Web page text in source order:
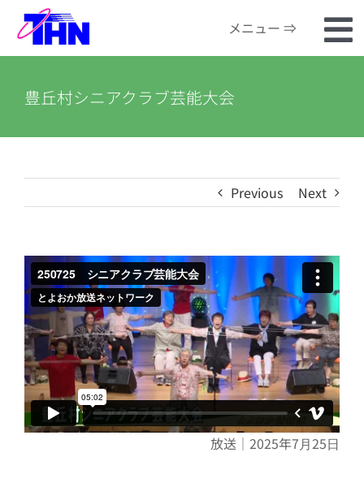
Skip
content
メニュー ⇒
河川カメラ
豊丘村シニアクラブ芸能大会
Previous Next
放送｜2025年7月25日